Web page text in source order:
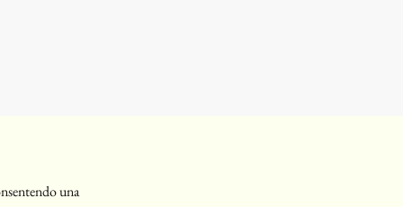
una